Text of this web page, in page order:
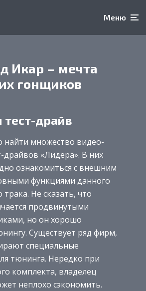
Меню
Икар – мечта
гонщиков
тест-драйв
найти множество видео-
драйвов «Лидера». В них
ознакомиться с внешним
функциями данного
трака. Не сказать, что
продвинутыми
но он хорошо
Существует ряд фирм,
специальные
тюнинга. Нередко при
комплекта, владелец
неплохо сэкономить.